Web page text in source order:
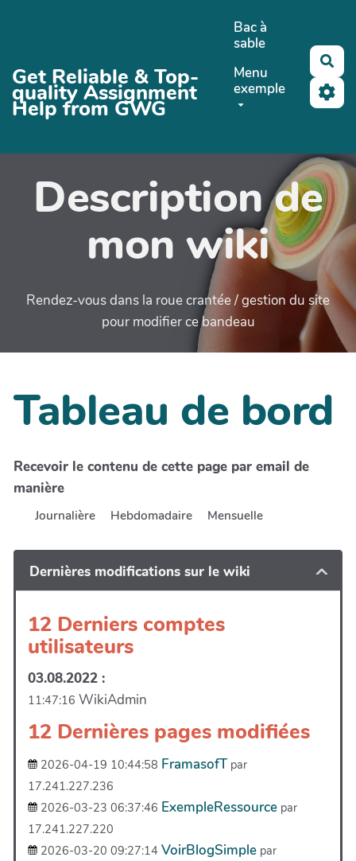
Get Reliable & Top-
quality Assignment
Help from GWG
Bac à
sable
Menu
exemple
Description de
mon wiki
Rendez-vous dans la roue crantée / gestion du site
pour modifier ce bandeau
Tableau de bord
Recevoir le contenu de cette page par email de
manière
Journalière Hebdomadaire Mensuelle
Dernières modifications sur le wiki
12 Derniers comptes
utilisateurs
03.08.2022 :
11:47:16 WikiAdmin
12 Dernières pages modifiées
2026-04-19 10:44:58 FramasofT par
17.241.227.236
2026-03-23 06:37:46 ExempleRessource par
17.241.227.220
2026-03-20 09:27:14 VoirBlogSimple par